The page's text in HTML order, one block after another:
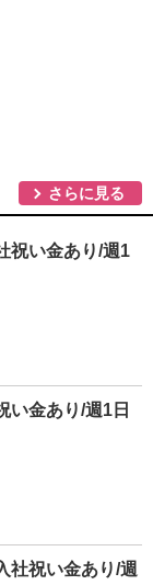
さらに見る
祝い金あり/週1
い金あり/週1日
社祝い金あり/週